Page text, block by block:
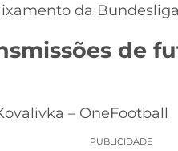
da
de
– OneFootball
PUBLICIDADE